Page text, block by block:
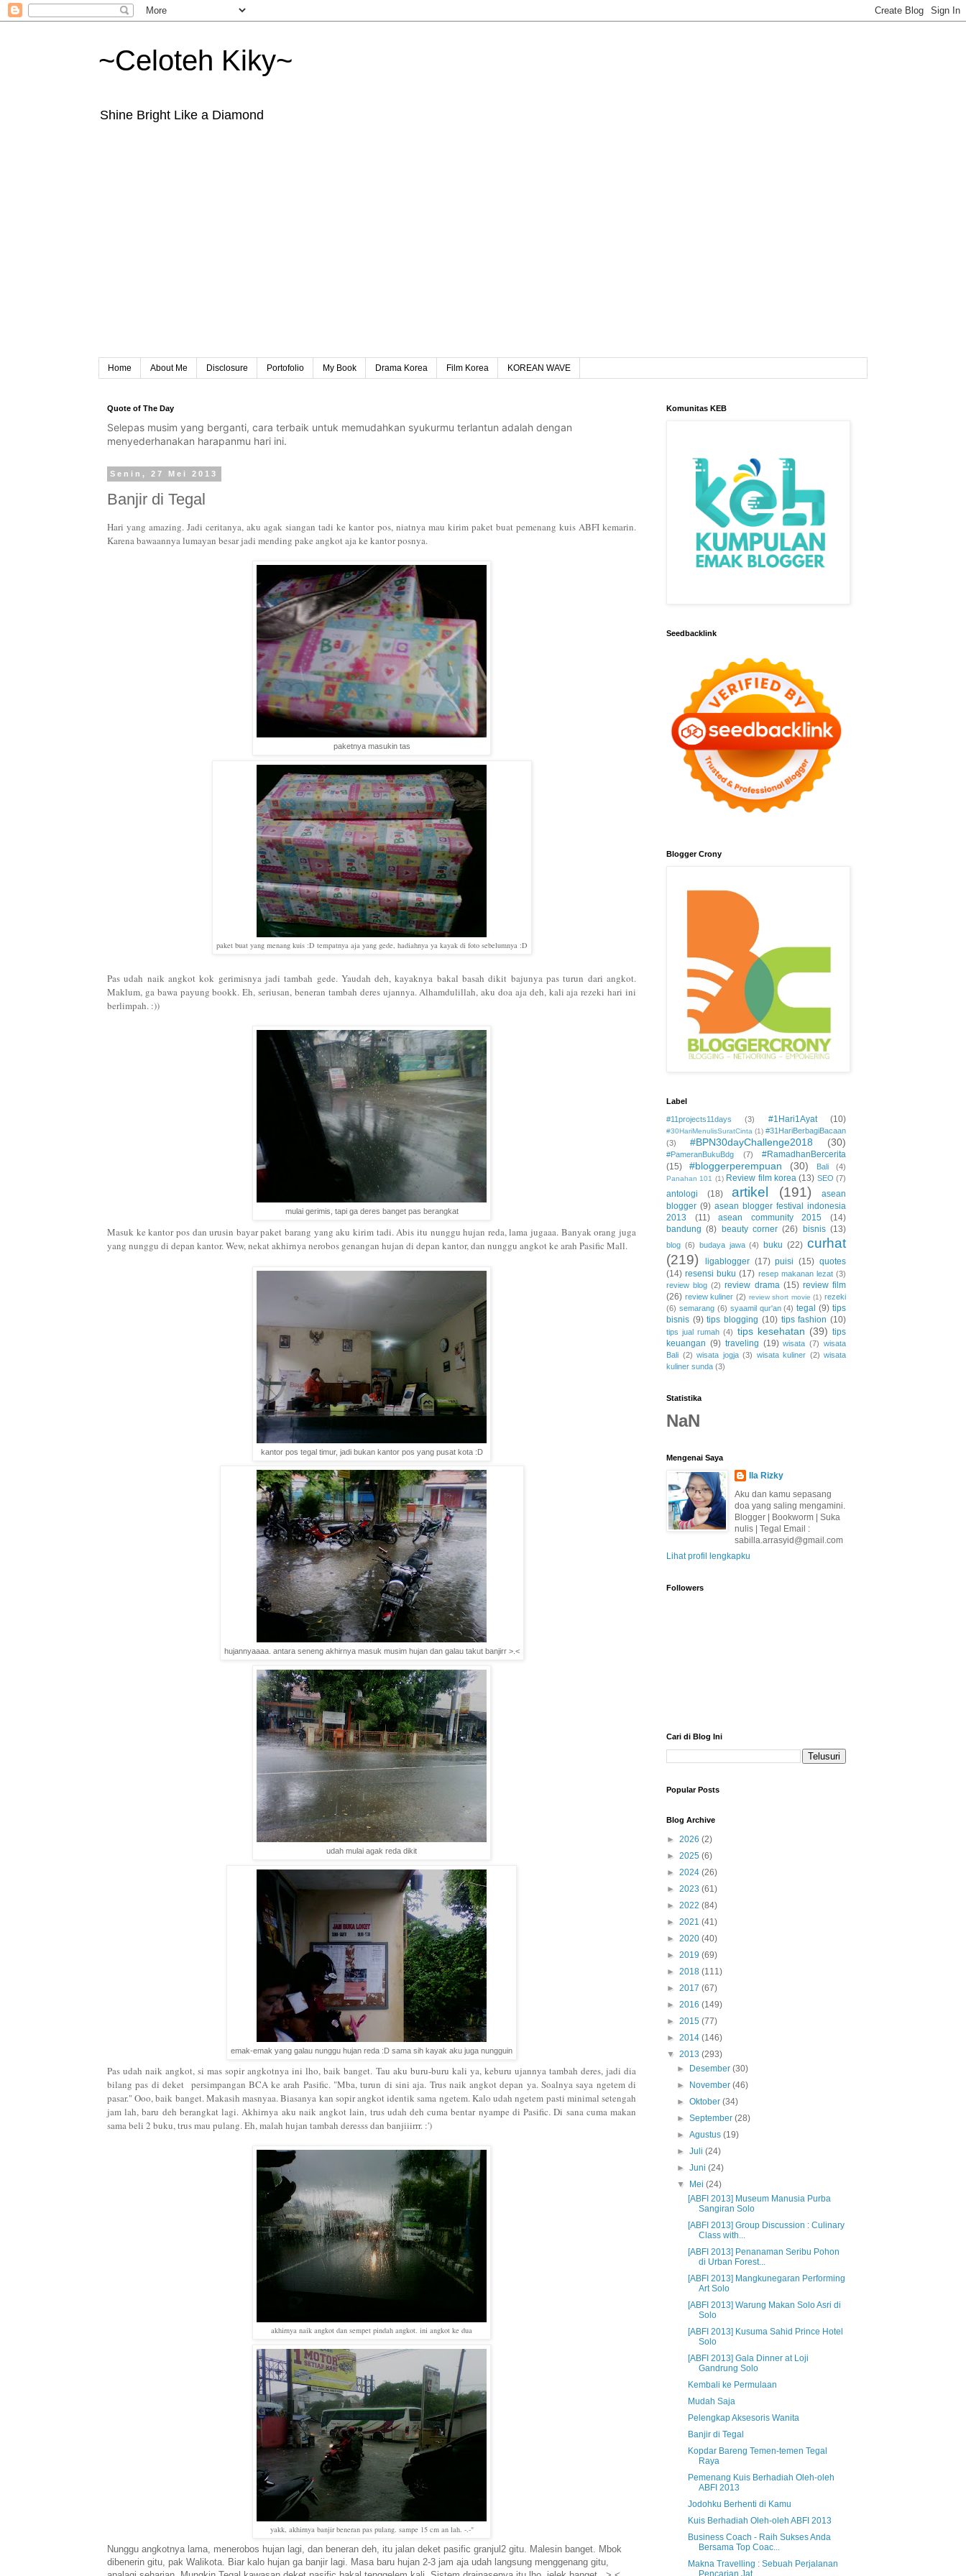
~Celoteh Kiky~
Shine Bright Like a Diamond
Home About Me Disclosure Portofolio My Book Drama Korea Film Korea KOREAN WAVE
Quote of The Day
Selepas musim yang berganti, cara terbaik untuk memudahkan syukurmu terlantun adalah dengan
menyederhanakan harapanmu hari ini.
Senin, 27 Mei 2013
Banjir di Tegal
Hari yang amazing. Jadi ceritanya, aku agak siangan tadi ke kantor pos, niatnya mau kirim paket buat pemenang kuis ABFI kemarin.
Karena bawaannya lumayan besar jadi mending pake angkot aja ke kantor posnya.
paketnya masukin tas
paket buat yang menang kuis :D tempatnya aja yang gede, hadiahnya ya kayak di foto sebelumnya :D
Pas udah naik angkot kok gerimisnya jadi tambah gede. Yaudah deh, kayaknya bakal basah dikit bajunya pas turun dari angkot.
Maklum, ga bawa payung bookk. Eh, seriusan, beneran tambah deres ujannya. Alhamdulillah, aku doa aja deh, kali aja rezeki hari ini
berlimpah. :))
mulai gerimis, tapi ga deres banget pas berangkat
Masuk ke kantor pos dan urusin bayar paket barang yang aku kirim tadi. Abis itu nunggu hujan reda, lama jugaaa. Banyak orang juga
yang nunggu di depan kantor. Wew, nekat akhirnya nerobos genangan hujan di depan kantor, dan nunggu angkot ke arah Pasific Mall.
kantor pos tegal timur, jadi bukan kantor pos yang pusat kota :D
hujannyaaaa. antara seneng akhirnya masuk musim hujan dan galau takut banjirr >.<
udah mulai agak reda dikit
emak-emak yang galau nunggu hujan reda :D sama sih kayak aku juga nungguin
Pas udah naik angkot, si mas sopir angkotnya ini lho, baik banget. Tau aku buru-buru kali ya, keburu ujannya tambah deres, jadi dia
bilang pas di deket persimpangan BCA ke arah Pasific. "Mba, turun di sini aja. Trus naik angkot depan ya. Soalnya saya ngetem di
pasar." Ooo, baik banget. Makasih masnyaa. Biasanya kan sopir angkot identik sama ngetem. Kalo udah ngetem pasti minimal setengah
jam lah, baru deh berangkat lagi. Akhirnya aku naik angkot lain, trus udah deh cuma bentar nyampe di Pasific. Di sana cuma makan
sama beli 2 buku, trus mau pulang. Eh, malah hujan tambah deresss dan banjiiirrr. :')
akhirnya naik angkot dan sempet pindah angkot. ini angkot ke dua
yakk, akhirnya banjir beneran pas pulang. sampe 15 cm an lah. -.-"
Nunggu angkotnya lama, menerobos hujan lagi, dan beneran deh, itu jalan deket pasific granjul2 gitu. Malesin banget. Mbok
dibenerin gitu, pak Walikota. Biar kalo hujan ga banjir lagi. Masa baru hujan 2-3 jam aja udah langsung menggenang gitu,
Komunitas KEB
Seedbacklink
Blogger Crony
Label
#11projects11days (3) #1Hari1Ayat (10)
#30HariMenulisSuratCinta (1) #31HariBerbagiBacaan
(3)
#BPN30dayChallenge2018 (30)
#PameranBukuBdg (7)
#RamadhanBercerita
(15)
#bloggerperempuan (30) Bali (4)
Panahan 101 (1) Review film korea (13) SEO (7)
antologi (18) artikel (191)
asean
blogger (9) asean blogger festival indonesia
2013
(11) asean community 2015
(14)
bandung (8) beauty corner (26) bisnis (13)
blog (6) budaya jawa (4) buku (22) curhat
(219)
ligablogger (17) puisi (15) quotes
(14) resensi buku (17) resep makanan lezat (3)
review blog (2) review drama (15) review film
(26) review kuliner (2) review short movie (1) rezeki
(6) semarang (6) syaamil qur'an (4) tegal (9) tips
bisnis (9) tips blogging (10) tips fashion (10)
tips jual rumah (4) tips kesehatan (39) tips
keuangan (9) traveling (19) wisata (7) wisata
Bali (2) wisata jogja (3) wisata kuliner (2) wisata
kuliner sunda (3)
Statistika
NaN
Mengenai Saya
Ila Rizky
Aku dan kamu sepasang
doa yang saling mengamini.
Blogger | Bookworm | Suka
nulis | Tegal Email :
sabilla.arrasyid@gmail.com
Lihat profil lengkapku
Followers
Cari di Blog Ini
Popular Posts
Blog Archive
► 2026 (2)
► 2025 (6)
► 2024 (26)
► 2023 (61)
► 2022 (84)
► 2021 (41)
► 2020 (40)
► 2019 (69)
► 2018 (111)
► 2017 (67)
► 2016 (149)
► 2015 (77)
► 2014 (146)
▼ 2013 (293)
►
Desember(30)
►
November(46)
►Oktober(34)
►September(28)
►Agustus(19)
►Juli(24)
►Juni(24)
▼
Mei(24)
[ABFI 2013] Museum Manusia Purba
Sangiran Solo
[ABFI 2013] Group Discussion : Culinary
Class with...
[ABFI 2013] Penanaman Seribu Pohon
di Urban Forest...
[ABFI 2013] Mangkunegaran Performing
Art Solo
[ABFI 2013] Warung Makan Solo Asri di
Solo
[ABFI 2013] Kusuma Sahid Prince Hotel
Solo
[ABFI 2013] Gala Dinner at Loji
Gandrung Solo
Kembali ke Permulaan
Mudah Saja
Pelengkap Aksesoris Wanita
Banjir di Tegal
Kopdar Bareng Temen-temen Tegal
Raya
Pemenang Kuis Berhadiah Oleh-oleh
ABFI 2013
Jodohku Berhenti di Kamu
Kuis Berhadiah Oleh-oleh ABFI 2013
Business Coach - Raih Sukses Anda
Bersama Top Coac...
Makna Travelling : Sebuah Perjalanan